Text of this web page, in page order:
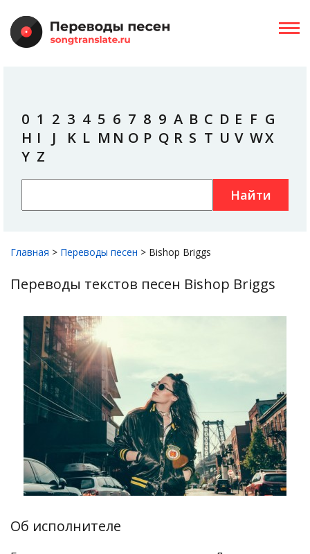
0 1 2 3 4 5 6 7 8 9 A B C D E F G
H I J K L M N O P Q R S T U V WX
Y Z
Найти
Главная > Переводы песен > Bishop Briggs
Переводы текстов песен Bishop Briggs
Об исполнителе